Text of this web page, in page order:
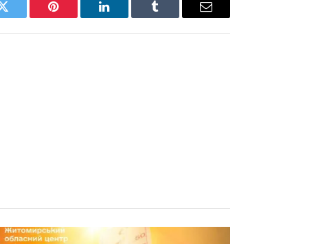
Twitter Pinterest LinkedIn Tumblr Email